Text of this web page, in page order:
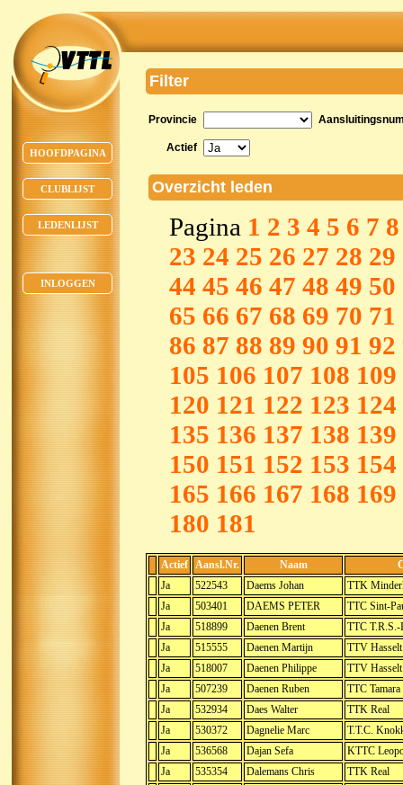
HOOFDPAGINA
CLUBLIJST
LEDENLIJST
INLOGGEN
Filter
Provincie
Actief
Overzicht leden
Pagina 1 2 3 4 5 6 7 8
23 24 25 26 27 28 29
44 45 46 47 48 49 50
65 66 67 68 69 70 71
86 87 88 89 90 91 92
105 106 107 108 109
120 121 122 123 124
135 136 137 138 139
150 151 152 153 154
165 166 167 168 169
180 181
Actief Aansl.Nr. Naam
Ja
522543 Daems Johan
TTK
Ja
503401 DAEMS PETER
TTC Sint-
Ja
518899 Daenen Brent
TTC T.R.S.-
Ja
515555 Daenen Martijn
TTV
Ja
518007 Daenen Philippe
TTV
Ja
507239 Daenen Ruben
TTC
Ja
532934 Daes Walter
TTK Real
Ja
530372 Dagnelie Marc
T.T.C.
Ja
536568 Dajan Sefa
KTTC
Ja
535354 Dalemans Chris
TTK Real